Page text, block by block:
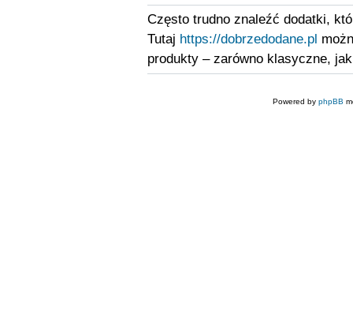
Często trudno znaleźć dodatki,
Tutaj https://dobrzedodane.pl
produkty – zarówno klasyczne,
Powered by phpBB